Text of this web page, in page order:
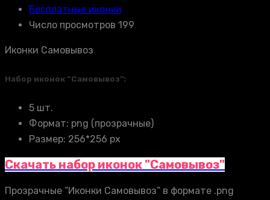
Бесплатные иконки
Число просмотров 199
Иконки Самовывоз
Набор иконок “Самовывоз”:
5 шт.
Формат: png (прозрачные)
Размер: 256*256 px
Скачать набор иконок "Самовывоз"
Прозрачные “Иконки Самовывоз” в формате .png